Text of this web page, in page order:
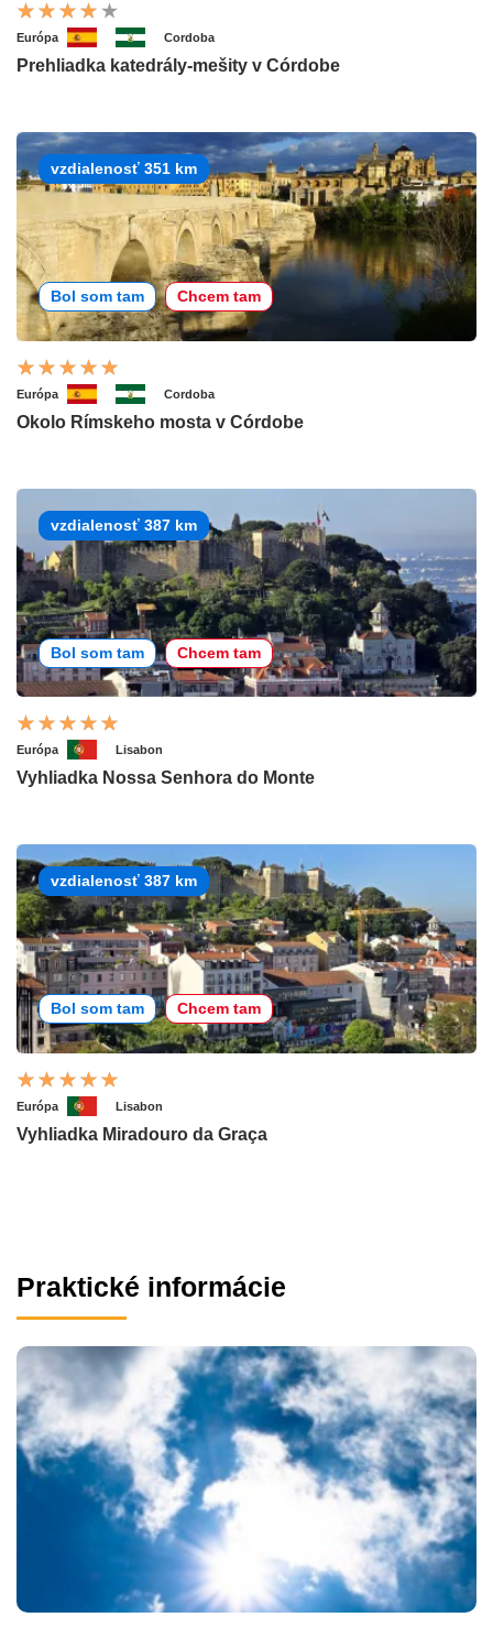
Európa Cordoba
Prehliadka katedrály-mešity v Córdobe
vzdialenosť 351 km
Bol som tam Chcem tam
Európa Cordoba
Okolo Rímskeho mosta v Córdobe
vzdialenosť 387 km
Bol som tam Chcem tam
Európa Lisabon
Vyhliadka Nossa Senhora do Monte
vzdialenosť 387 km
Bol som tam Chcem tam
Európa Lisabon
Vyhliadka Miradouro da Graça
Praktické informácie